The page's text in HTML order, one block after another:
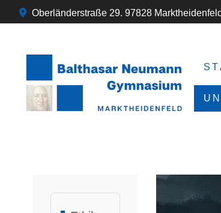
Oberländerstraße 29. 97828 Marktheidenfeld